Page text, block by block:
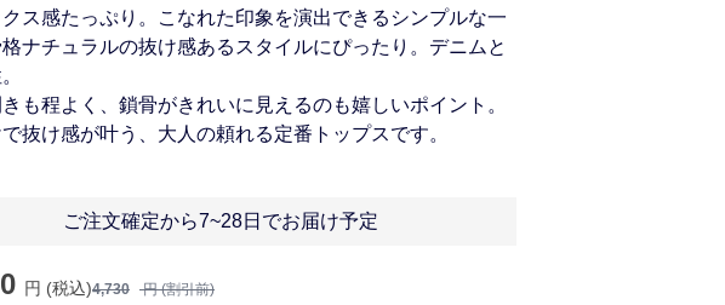
ス感たっぷり。こなれた印象を演出できるシンプルな一
ナチュラルの抜け感あるスタイルにぴったり。デニムと
も程よく、鎖骨がきれいに見えるのも嬉しいポイント。
抜け感が叶う、大人の頼れる定番トップスです。
ご注文確定から7~28日でお届け予定
円 (税込)4,730 円 (割引前)